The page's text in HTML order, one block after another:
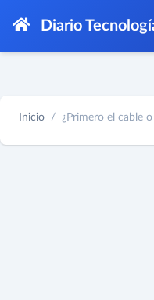
Diario
Inicio ¿Primero el cable